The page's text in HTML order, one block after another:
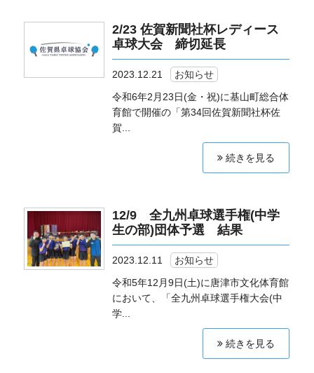
2/23 佐賀新聞社杯レディース
卓球大会 締切延長
2023.12.21
お知らせ
令和6年2月23日(金・祝)に基山町総合体
育館で開催の「第34回佐賀新聞社杯佐
賀...
続きを見る
12/9 全九州卓球選手権(中学
生の部)団体予選 結果
2023.12.11
お知らせ
令和5年12月9日(土)に唐津市文化体育館
において、「全九州卓球選手権大会(中
学...
続きを見る